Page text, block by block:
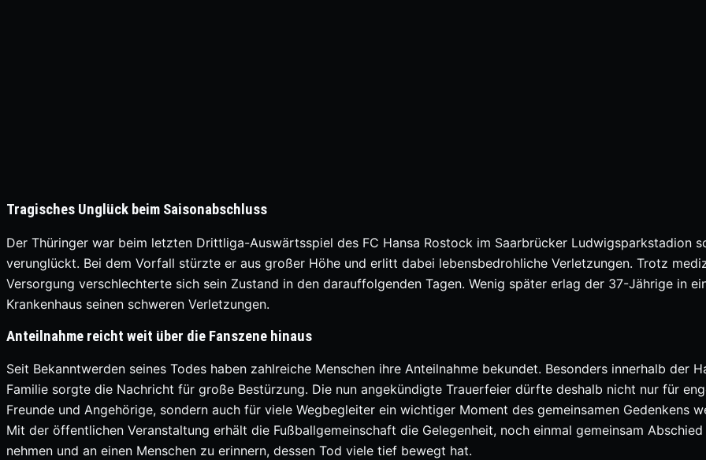
Tragisches Unglück beim Saisonabschluss
Der Thüringer war beim letzten Drittliga-Auswärtsspiel des FC Hansa Rostock im Saarbrücker Ludwigsparkstadion
verunglückt. Bei dem Vorfall stürzte er aus großer Höhe und erlitt dabei lebensbedrohliche Verletzungen. Trotz
Versorgung verschlechterte sich sein Zustand in den darauffolgenden Tagen. Wenig später erlag der 37-Jährige in
Krankenhaus seinen schweren Verletzungen.
Anteilnahme reicht weit über die Fanszene hinaus
Seit Bekanntwerden seines Todes haben zahlreiche Menschen ihre Anteilnahme bekundet. Besonders innerhalb der
Familie sorgte die Nachricht für große Bestürzung. Die nun angekündigte Trauerfeier dürfte deshalb nicht nur für
Freunde und Angehörige, sondern auch für viele Wegbegleiter ein wichtiger Moment des gemeinsamen Gedenkens
Mit der öffentlichen Veranstaltung erhält die Fußballgemeinschaft die Gelegenheit, noch einmal gemeinsam Abschied
nehmen und an einen Menschen zu erinnern, dessen Tod viele tief bewegt hat.